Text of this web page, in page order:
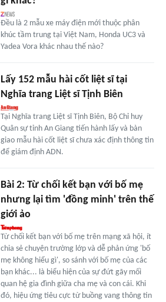
Đều là 2 mẫu xe máy điện mới thuộc phân
khúc tầm trung tại Việt Nam, Honda UC3 và
Yadea Vora khác nhau thế nào?
Lấy 152 mẫu hài cốt liệt sĩ tại
Nghĩa trang Liệt sĩ Tịnh Biên
Tại Nghĩa trang Liệt sĩ Tịnh Biên, Bộ Chỉ huy
Quân sự tỉnh An Giang tiến hành lấy và bàn
giao mẫu hài cốt liệt sĩ chưa xác định thông tin
để giám định ADN.
Bài 2: Từ chối kết bạn với bố mẹ
nhưng lại tìm 'đồng minh' trên thế
giới ảo
Từ chối kết bạn với bố mẹ trên mạng xã hội, ít
chia sẻ chuyện trường lớp và dễ phản ứng 'bố
mẹ không hiểu gì', so sánh với bố mẹ của các
bạn khác... là biểu hiện của sự đứt gãy mối
quan hệ gia đình giữa cha mẹ và con cái. Khi
đó, hiệu ứng tiêu cực từ buồng vang thông tin